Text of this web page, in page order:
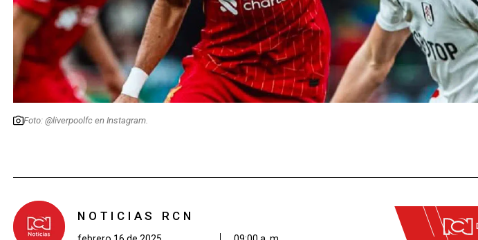
Foto: @liverpoolfc en Instagram.
NOTICIAS RCN